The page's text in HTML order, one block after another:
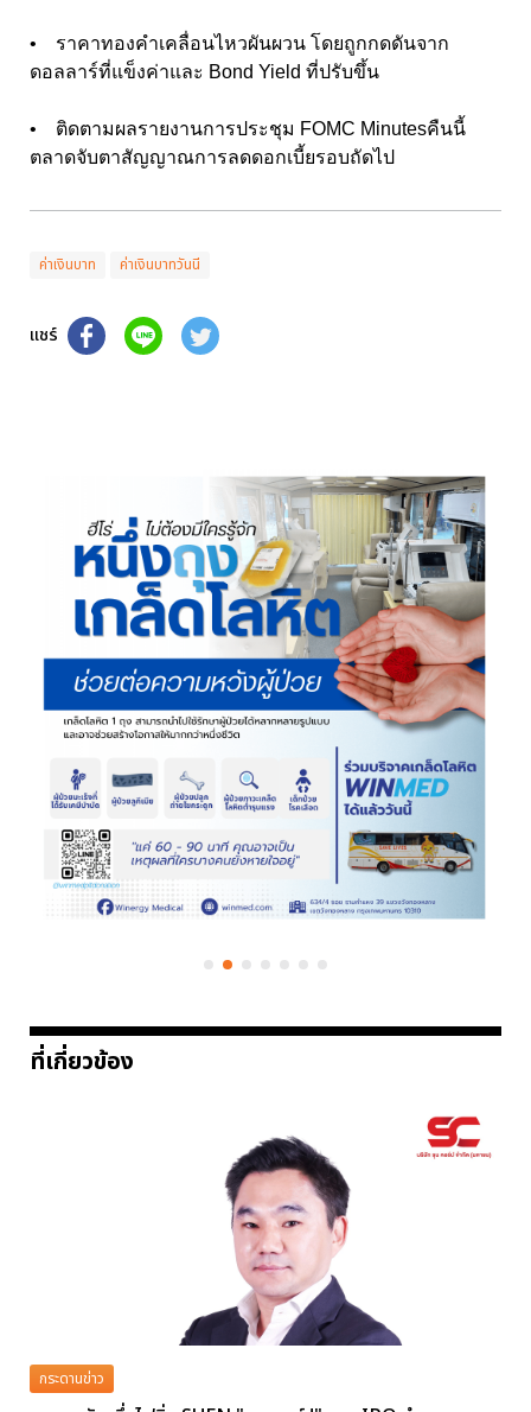
• ราคาทองคำเคลื่อนไหวผันผวน โดยถูกกดดันจาก
ดอลลาร์ที่แข็งค่าและ Bond Yield ที่ปรับขึ้น
• ติดตามผลรายงานการประชุม FOMC Minutesคืนนี้
ตลาดจับตาสัญญาณการลดดอกเบี้ยรอบถัดไป
ค่าเงินบาท ค่าเงินบาทวันนี
แชร์
ที่เกี่ยวข้อง
กระดานข่าว